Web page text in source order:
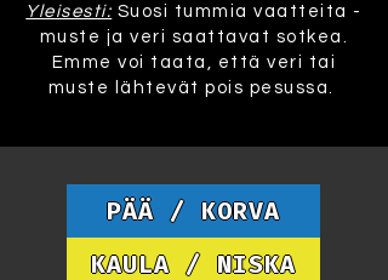
Yleisesti: Suosi tummia vaatteita -
muste ja veri saattavat sotkea.
Emme voi taata, että veri tai
muste lähtevät pois pesussa.
PÄÄ / KORVA
KAULA / NISKA